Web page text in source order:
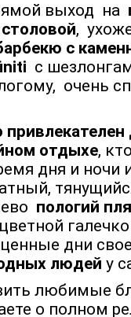
выход на
,
с
с
очень
привлекателен
отдыхе,
дня и ночи
пологий
дни
людей у
любимые
о полном